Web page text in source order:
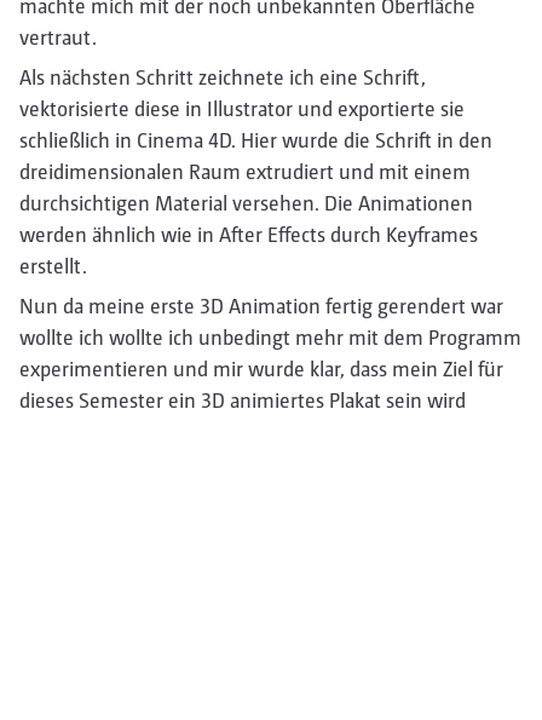
machte mich mit der noch unbekannten Oberfläche
vertraut.
Als nächsten Schritt zeichnete ich eine Schrift,
vektorisierte diese in Illustrator und exportierte sie
schließlich in Cinema 4D. Hier wurde die Schrift in den
dreidimensionalen Raum extrudiert und mit einem
durchsichtigen Material versehen. Die Animationen
werden ähnlich wie in After Effects durch Keyframes
erstellt.
Nun da meine erste 3D Animation fertig gerendert war
wollte ich wollte ich unbedingt mehr mit dem Programm
experimentieren und mir wurde klar, dass mein Ziel für
dieses Semester ein 3D animiertes Plakat sein wird